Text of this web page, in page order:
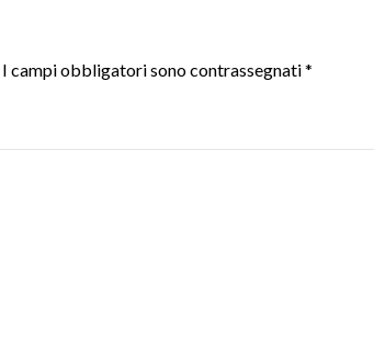
I campi obbligatori sono contrassegnati*